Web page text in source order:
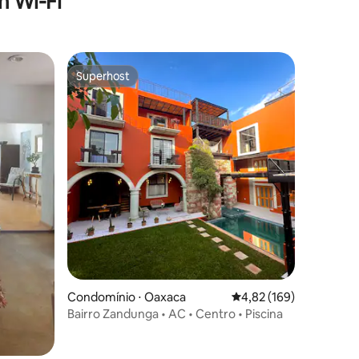
Superhost
Superhost
Condomínio ⋅ Oaxaca 4,82 de uma avaliação
4,82 (169)
Bairro Zandunga • AC • Centro • Piscina